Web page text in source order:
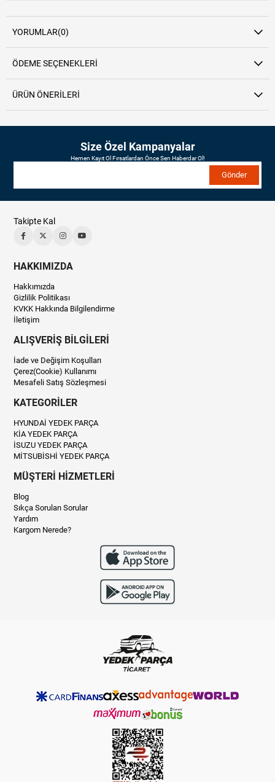
YORUMLAR(0)
ÖDEME SEÇENEKLERI
ÜRÜN ÖNERILERI
Size Özel Kampanyalar
Hemen Kayıt Ol Fırsatlardan Önce Sen Haberdar Ol!
Gönder
Takipte Kal
HAKKIMIZDA
Hakkımızda
Gizlilik Politikası
KVKK Hakkında Bilgilendirme
İletişim
ALIŞVERİŞ BİLGİLERİ
İade ve Değişim Koşulları
Çerez(Cookie) Kullanımı
Mesafeli Satış Sözleşmesi
KATEGORİLER
HYUNDAİ YEDEK PARÇA
KİA YEDEK PARÇA
İSUZU YEDEK PARÇA
MİTSUBİSHİ YEDEK PARÇA
MÜŞTERİ HİZMETLERİ
Blog
Sıkça Sorulan Sorular
Yardım
Kargom Nerede?